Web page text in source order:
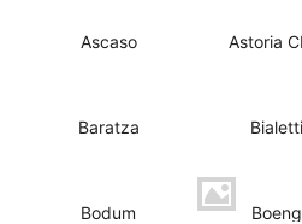
Ascaso Astoria
Baratza Bialetti
Bodum Boeng